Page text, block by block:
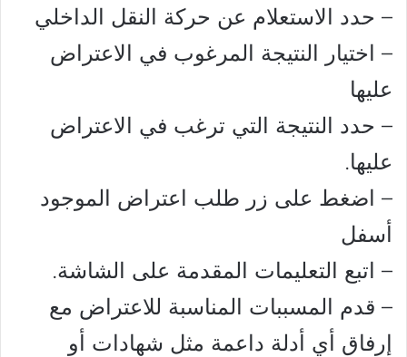
– حدد الاستعلام عن حركة النقل الداخلي
– اختيار النتيجة المرغوب في الاعتراض
عليها
– حدد النتيجة التي ترغب في الاعتراض
عليها.
– اضغط على زر طلب اعتراض الموجود
أسفل
– اتبع التعليمات المقدمة على الشاشة.
– قدم المسببات المناسبة للاعتراض مع
إرفاق أي أدلة داعمة مثل شهادات أو